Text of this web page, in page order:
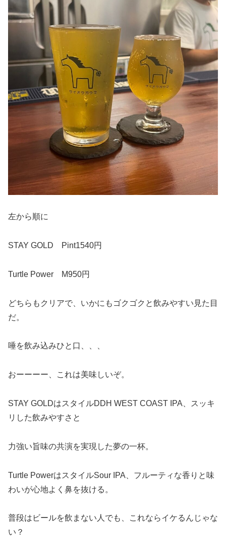
左から順に
STAY GOLD Pint1540円
Turtle Power M950円
どちらもクリアで、いかにもゴクゴクと飲みやすい見た目
だ。
唾を飲み込みひと口、、、
おーーーー、これは美味しいぞ。
STAY GOLDはスタイルDDH WEST COAST IPA、スッキ
リした飲みやすさと
力強い旨味の共演を実現した夢の一杯。
Turtle PowerはスタイルSour IPA、フルーティな香りと味
わいが心地よく鼻を抜ける。
普段はビールを飲まない人でも、これならイケるんじゃな
い？